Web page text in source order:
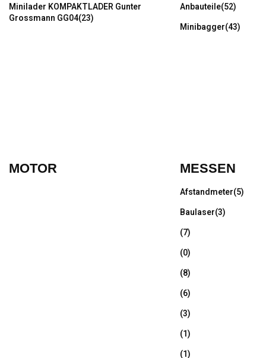
Minilader KOMPAKTLADER Gunter
Grossmann GG04(23)
Anbauteile(52)
Minibagger(43)
MOTOR MESSEN
Afstandmeter(5)
Baulaser(3)
(7)
(0)
(8)
(6)
(3)
(1)
(1)